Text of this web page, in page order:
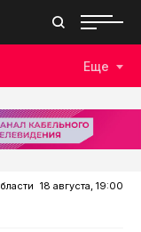
Дзюдо
Еще
18 августа, 19:00